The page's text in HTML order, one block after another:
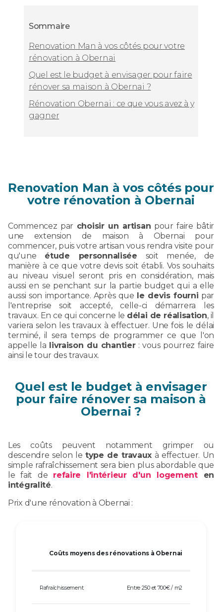
Sommaire
Renovation Man à vos côtés pour votre
rénovation à Obernai
Quel est le budget à envisager pour faire
rénover sa maison à Obernai ?
Rénovation Obernai : ce que vous avez à y
gagner
Renovation Man à vos côtés pour
votre rénovation à Obernai
Commencez par choisir un artisan pour faire bâtir
une extension de maison à Obernai pour
commencer, puis votre artisan vous rendra visite pour
qu'une étude personnalisée soit menée, de
manière à ce que votre devis soit établi. Vos souhaits
au niveau visuel seront pris en considération, mais
aussi en se penchant sur la partie budget qui a elle
aussi son importance. Après que le devis fourni par
l'entreprise soit accepté, celle-ci démarrera les
travaux. En ce qui concerne le délai de réalisation, il
variera selon les travaux à effectuer. Une fois le délai
terminé, il sera temps de programmer ce que l'on
appelle la livraison du chantier: vous pourrez faire
ainsi le tour des travaux.
Quel est le budget à envisager
pour faire rénover sa maison à
Obernai ?
Les coûts peuvent notamment grimper ou
descendre selon le type de travaux à effectuer. Un
simple rafraîchissement sera bien plus abordable que
le fait de refaire l'intérieur d'un logementen
intégralité.
Prix d'une rénovation à Obernai :
Coûts moyens des rénovations à Obernai
Rafraîchissement Entre 250 et 700€ / m2